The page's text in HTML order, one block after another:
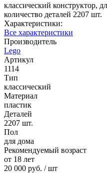
классический конструктор,
количество деталей 2207 шт.
Характеристики:
Все характеристики
Производитель
Lego
Артикул
1114
Тип
классический
Материал
пластик
Деталей
2207 шт.
Пол
для дома
Рекомендуемый возраст
от 18 лет
20 000 руб. / шт